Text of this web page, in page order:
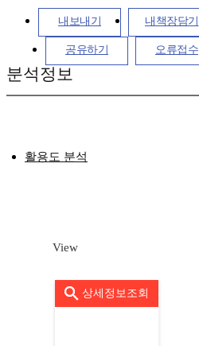
내보내기 내책장담기
공유하기 오류접수
분석정보
활용도 분석
View
상세정보조회